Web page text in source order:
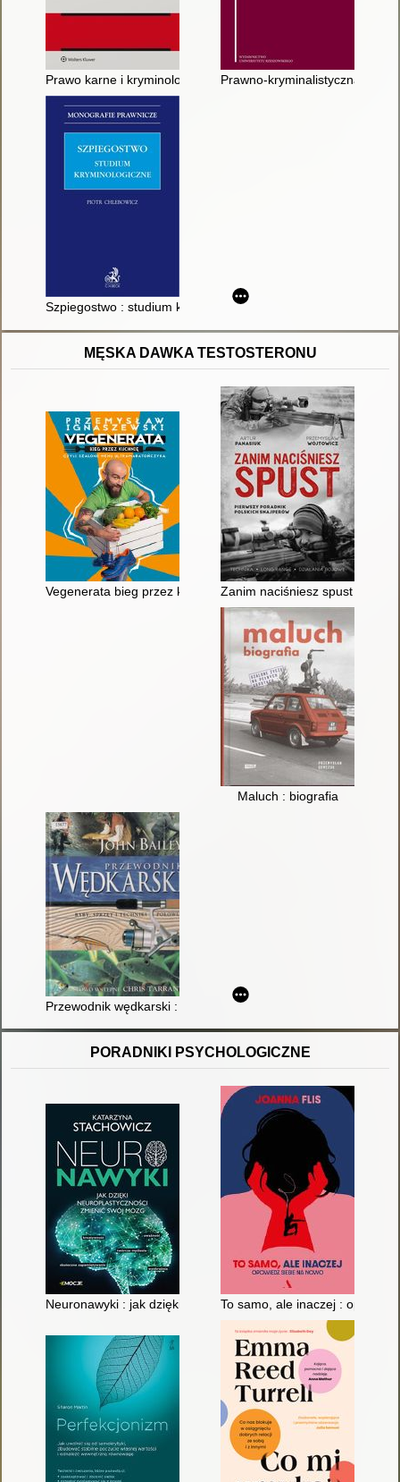
Prawo karne i kryminologia wobec kryzysów XXI wieku
Prawno-kryminalistyczna i
Szpiegostwo : studium kryminologiczne
MĘSKA DAWKA TESTOSTERONU
Vegenerata bieg przez kuchnię czyli Szalone menu
Zanim naciśniesz spust :
Maluch : biografia
Przewodnik wędkarski : ryby, sprzęt i techniki połowu
PORADNIKI PSYCHOLOGICZNE
Neuronawyki : jak dzięki neuroplastyczności zmienić swój
To samo, ale inaczej :